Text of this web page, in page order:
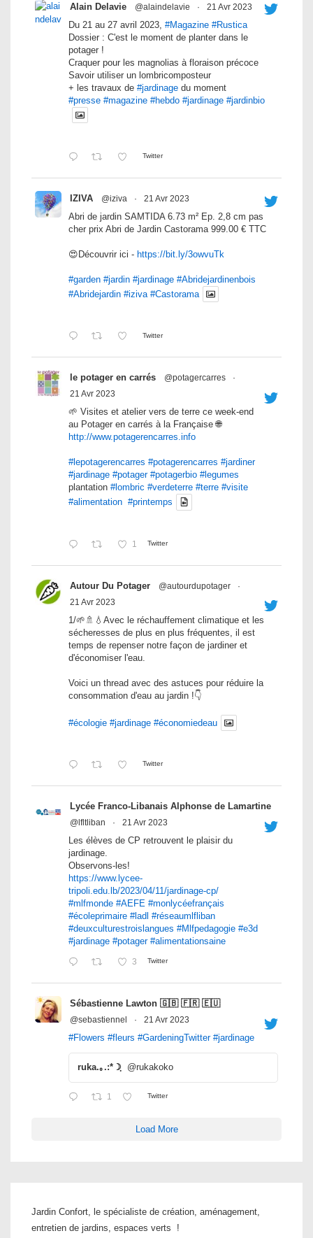
Alain Delavie @alaindelavie · 21 Avr 2023
Du 21 au 27 avril 2023, #Magazine #Rustica
Dossier : C'est le moment de planter dans le
potager !
Craquer pour les magnolias à floraison précoce
Savoir utiliser un lombricomposteur
+ les travaux de #jardinage du moment
#presse #magazine #hebdo #jardinage #jardinbio
Twitter
IZIVA @iziva · 21 Avr 2023
Abri de jardin SAMTIDA 6.73 m² Ep. 2,8 cm pas
cher prix Abri de Jardin Castorama 999.00 € TTC
😍Découvrir ici - https://bit.ly/3owvuTk
#garden #jardin #jardinage #Abridejardinenbois
#Abridejardin #iziva #Castorama
Twitter
le potager en carrés @potagercarres
·
21 Avr 2023
🌱 Visites et atelier vers de terre ce week-end
au Potager en carrés à la Française 🌐
http://www.potagerencarres.info
#lepotagerencarres #potagerencarres #jardiner
#jardinage #potager #potagerbio #legumes
plantation #lombric #verdeterre #terre #visite
#alimentation #printemps
1 Twitter
Autour Du Potager @autourdupotager
·
21 Avr 2023
1/🌱🚿💧Avec le réchauffement climatique et les
sécheresses de plus en plus fréquentes, il est
temps de repenser notre façon de jardiner et
d'économiser l'eau.
Voici un thread avec des astuces pour réduire la
consommation d'eau au jardin !👇
#écologie #jardinage #économiedeau
Twitter
Lycée Franco-Libanais Alphonse de Lamartine
@lfltliban · 21 Avr 2023
Les élèves de CP retrouvent le plaisir du
jardinage.
Observons-les!
https://www.lycee-
tripoli.edu.lb/2023/04/11/jardinage-cp/
#mlfmonde #AEFE #monlycéefrançais
#écoleprimaire #ladl #réseaumlfliban
#deuxculturestroislangues #Mlfpedagogie #e3d
#jardinage #potager #alimentationsaine
3 Twitter
Sébastienne Lawton 🇬🇧 🇫🇷 🇪🇺
@sebastiennel · 21 Avr 2023
#Flowers #fleurs #GardeningTwitter #jardinage
ruka.｡.:*☽ฺ @rukakoko
1 Twitter
Load More
Jardin Confort, le spécialiste de création, aménagement,
entretien de jardins, espaces verts !